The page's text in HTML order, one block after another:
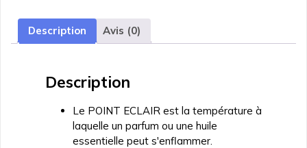
Description Avis (0)
Description
Le POINT ECLAIR est la température à
laquelle un parfum ou une huile
essentielle peut s'enflammer.